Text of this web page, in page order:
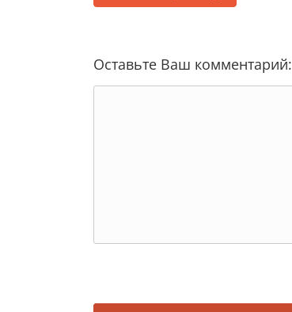
Оставьте Ваш комментарий: